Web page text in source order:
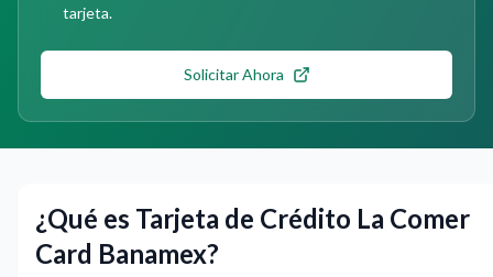
tarjeta.
Solicitar Ahora
¿Qué es Tarjeta de Crédito La Comer
Card Banamex?